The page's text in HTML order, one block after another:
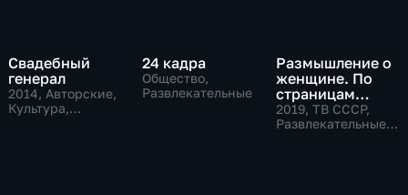
Свадебный
генерал
2014, Авторские,
Культура,
24 кадра
Общество,
Развлекательные
Размышление о
женщине. По
страницам
советского
телевидения
2019, ТВ СССР,
Развлекательные,